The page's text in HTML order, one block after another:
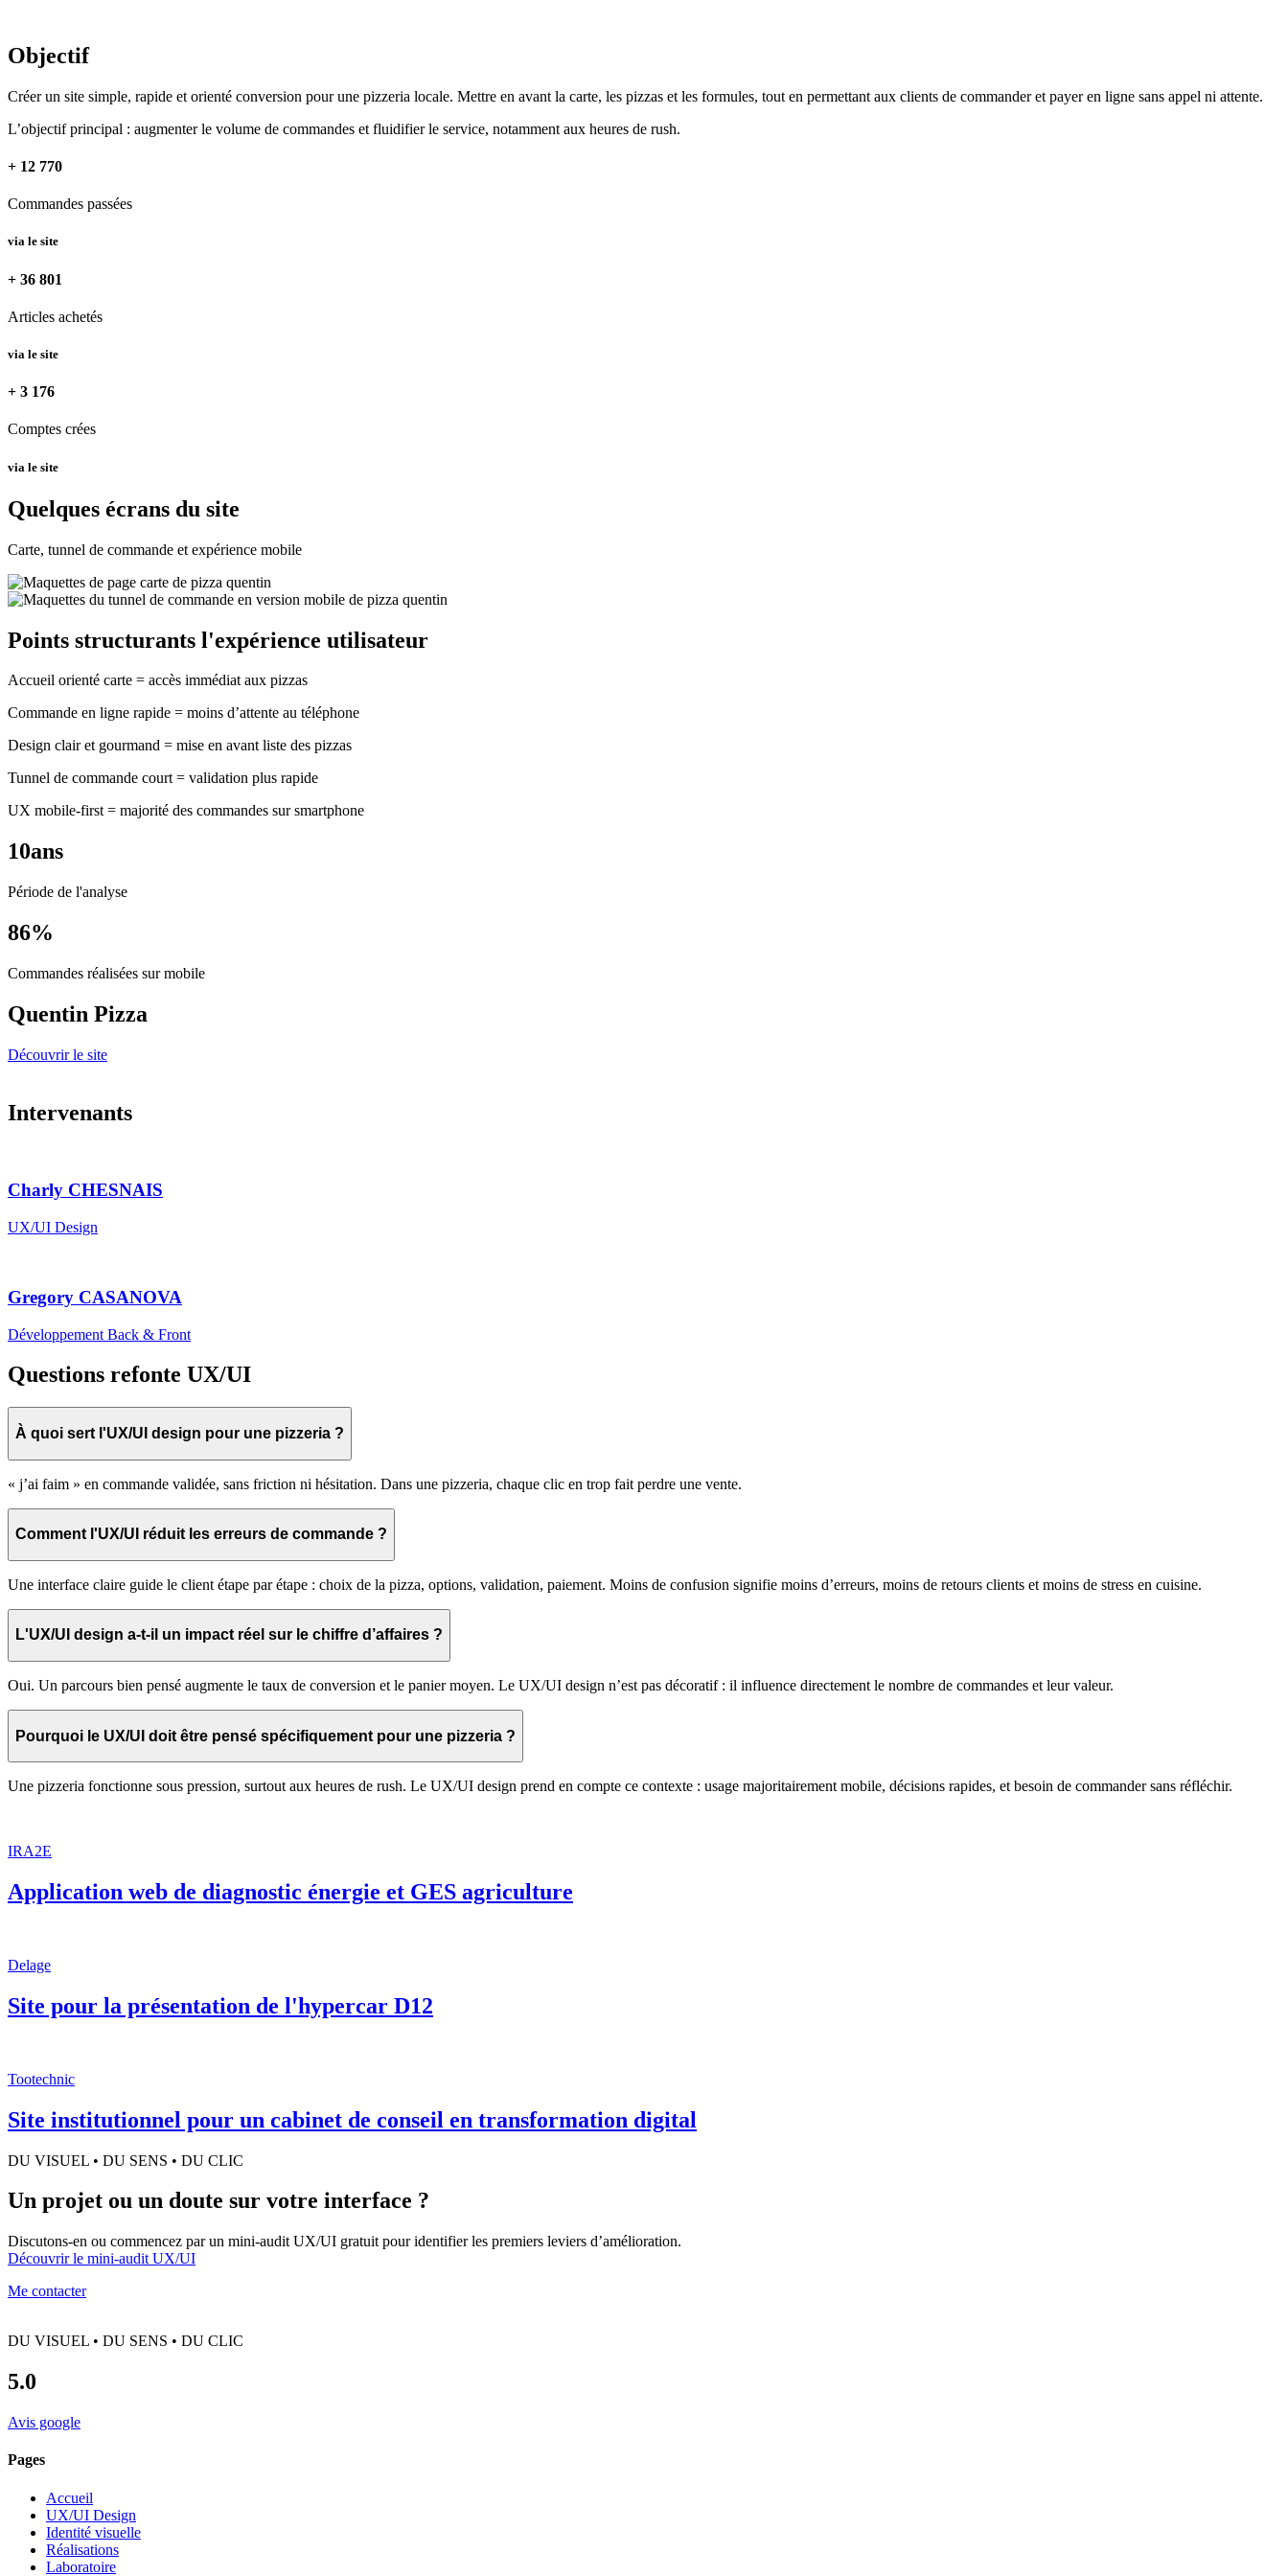
Objectif
Créer un site simple, rapide et orienté conversion pour une pizzeria locale. Mettre en avant la carte, les pizzas et les formules, tout en permettant aux clients de commander et payer en ligne sans appel ni attente.
L’objectif principal : augmenter le volume de commandes et fluidifier le service, notamment aux heures de rush.
+ 12 770
Commandes passées
via le site
+ 36 801
Articles achetés
via le site
+ 3 176
Comptes crées
via le site
Quelques écrans du site
Carte, tunnel de commande et expérience mobile
Points structurants l'expérience utilisateur
Accueil orienté carte = accès immédiat aux pizzas
Commande en ligne rapide = moins d’attente au téléphone
Design clair et gourmand = mise en avant liste des pizzas
Tunnel de commande court = validation plus rapide
UX mobile-first = majorité des commandes sur smartphone
10ans
Période de l'analyse
86%
Commandes réalisées sur mobile
Quentin Pizza
Découvrir le site
Intervenants
Charly CHESNAIS
UX/UI Design
Gregory CASANOVA
Développement Back & Front
Questions refonte UX/UI
À quoi sert l'UX/UI design pour une pizzeria ?
« j’ai faim » en commande validée, sans friction ni hésitation. Dans une pizzeria, chaque clic en trop fait perdre une vente.
Comment l'UX/UI réduit les erreurs de commande ?
Une interface claire guide le client étape par étape : choix de la pizza, options, validation, paiement. Moins de confusion signifie moins d’erreurs, moins de retours clients et moins de stress en cuisine.
L'UX/UI design a-t-il un impact réel sur le chiffre d’affaires ?
Oui. Un parcours bien pensé augmente le taux de conversion et le panier moyen. Le UX/UI design n’est pas décoratif : il influence directement le nombre de commandes et leur valeur.
Pourquoi le UX/UI doit être pensé spécifiquement pour une pizzeria ?
Une pizzeria fonctionne sous pression, surtout aux heures de rush. Le UX/UI design prend en compte ce contexte : usage majoritairement mobile, décisions rapides, et besoin de commander sans réfléchir.
IRA2E
Application web de diagnostic énergie et GES agriculture
Delage
Site pour la présentation de l'hypercar D12
Tootechnic
Site institutionnel pour un cabinet de conseil en transformation digital
DU VISUEL • DU SENS • DU CLIC
Un projet ou un doute sur votre interface ?
Discutons-en ou commencez par un mini-audit UX/UI gratuit pour identifier les premiers leviers d’amélioration.
Découvrir le mini-audit UX/UI
Me contacter
DU VISUEL • DU SENS • DU CLIC
5.0
Avis google
Pages
Accueil
UX/UI Design
Identité visuelle
Réalisations
Laboratoire